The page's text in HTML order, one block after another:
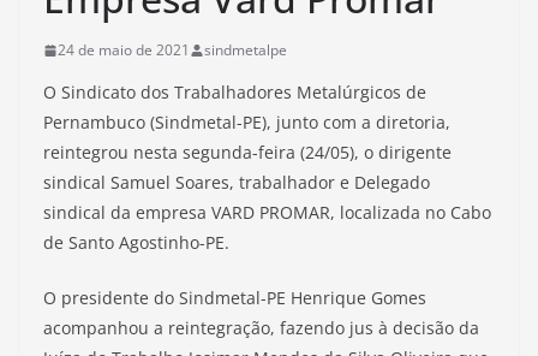
24 de maio de 2021 sindmetalpe
O Sindicato dos Trabalhadores Metalúrgicos de
Pernambuco (Sindmetal-PE), junto com a diretoria,
reintegrou nesta segunda-feira (24/05), o dirigente
sindical Samuel Soares, trabalhador e Delegado
sindical da empresa VARD PROMAR, localizada no Cabo
de Santo Agostinho-PE.
O presidente do Sindmetal-PE Henrique Gomes
acompanhou a reintegração, fazendo jus à decisão da